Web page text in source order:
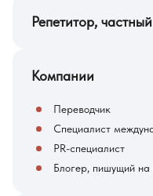
Репетитор,
Компании
Переводчик
Специалист
PR-специалист
Блогер, пишущий на